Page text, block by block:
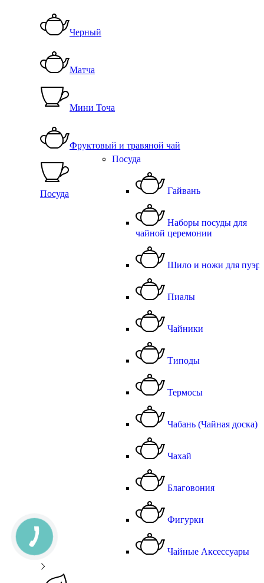
Черный
Матча
Мини Точа
Фруктовый и травяной чай
Посуда
Посуда
Гайвань
Наборы посуды для
чайной церемонии
Шило и ножи для пуэра
Пиалы
Чайники
Типоды
Термосы
Чабань (Чайная доска)
Чахай
Благовония
Фигурки
Чайные Аксессуары